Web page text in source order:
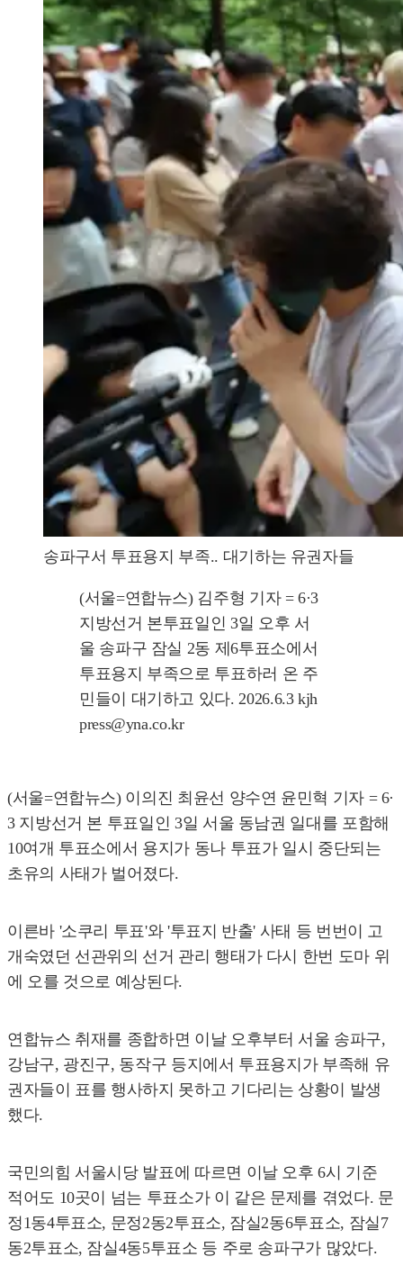
송파구서 투표용지 부족.. 대기하는 유권자들
(서울=연합뉴스) 김주형 기자 = 6·3
지방선거 본투표일인 3일 오후 서
울 송파구 잠실 2동 제6투표소에서
투표용지 부족으로 투표하러 온 주
민들이 대기하고 있다. 2026.6.3 kjh
press@yna.co.kr
(서울=연합뉴스) 이의진 최윤선 양수연 윤민혁 기자 = 6·
3 지방선거 본 투표일인 3일 서울 동남권 일대를 포함해
10여개 투표소에서 용지가 동나 투표가 일시 중단되는
초유의 사태가 벌어졌다.
이른바 '소쿠리 투표'와 '투표지 반출' 사태 등 번번이 고
개숙였던 선관위의 선거 관리 행태가 다시 한번 도마 위
에 오를 것으로 예상된다.
연합뉴스 취재를 종합하면 이날 오후부터 서울 송파구,
강남구, 광진구, 동작구 등지에서 투표용지가 부족해 유
권자들이 표를 행사하지 못하고 기다리는 상황이 발생
했다.
국민의힘 서울시당 발표에 따르면 이날 오후 6시 기준
적어도 10곳이 넘는 투표소가 이 같은 문제를 겪었다. 문
정1동4투표소, 문정2동2투표소, 잠실2동6투표소, 잠실7
동2투표소, 잠실4동5투표소 등 주로 송파구가 많았다.